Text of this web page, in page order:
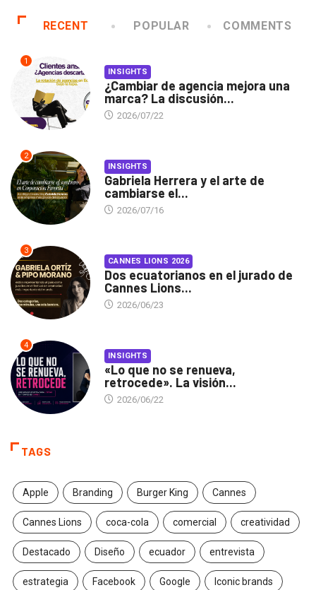
RECENT POPULAR COMMENTS
1
INSIGHTS
¿Cambiar de agencia mejora una
marca? La discusión...
2026/07/22
2
INSIGHTS
Gabriela Herrera y el arte de
cambiarse el...
2026/07/16
3
CANNES LIONS 2026
Dos ecuatorianos en el jurado de
Cannes Lions...
2026/06/23
4
INSIGHTS
«Lo que no se renueva,
retrocede». La visión...
2026/06/22
TAGS
Apple Branding Burger King Cannes
Cannes Lions coca-cola comercial creatividad
Destacado Diseño ecuador entrevista
estrategia Facebook Google Iconic brands